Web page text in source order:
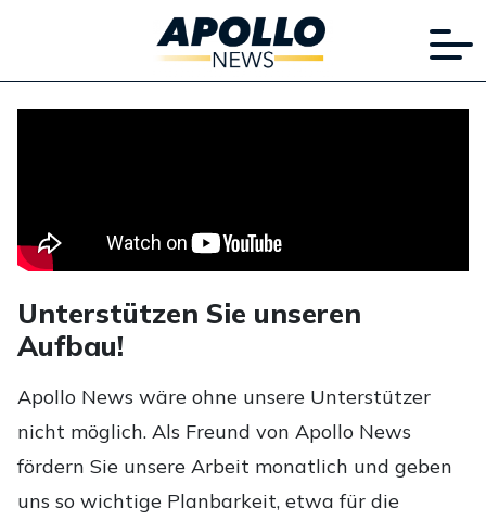
Unterstützen Sie unseren
Aufbau!
Apollo News wäre ohne unsere Unterstützer
nicht möglich. Als Freund von Apollo News
fördern Sie unsere Arbeit monatlich und geben
uns so wichtige Planbarkeit, etwa für die